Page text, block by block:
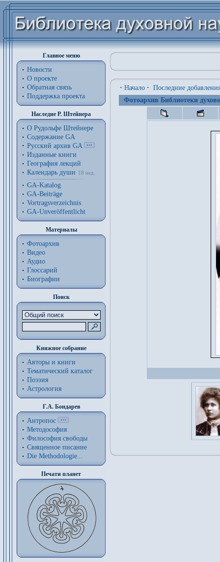
Главное меню
Новости
О проекте
Обратная связь
Поддержка проекта
Наследие Р. Штейнера
О Рудольфе Штейнере
Содержание GA
Русский архив GA
Изданные книги
География лекций
Календарь души
18 нед.
GA-Katalog
GA-Beiträge
Vortragsverzeichnis
GA-Unveröffentlicht
Материалы
Фотоархив
Видео
Аудио
Глоссарий
Биографии
Поиск
Книжное собрание
Авторы и книги
Тематический каталог
Поэзия
Астрология
Г.А. Бондарев
Антропос
Методософия
Философия cвободы
Священное писание
Die Methodologie...
Печати планет
· Начало · Последние
Фотоархив Библиотеки